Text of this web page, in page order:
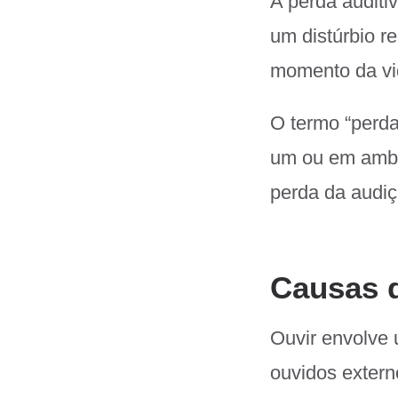
um distúrbio
momento da
O termo
um ou em
perda da
Causas
Ouvir envolve
ouvidos